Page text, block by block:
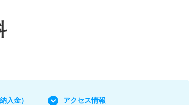
入金） アクセス情報